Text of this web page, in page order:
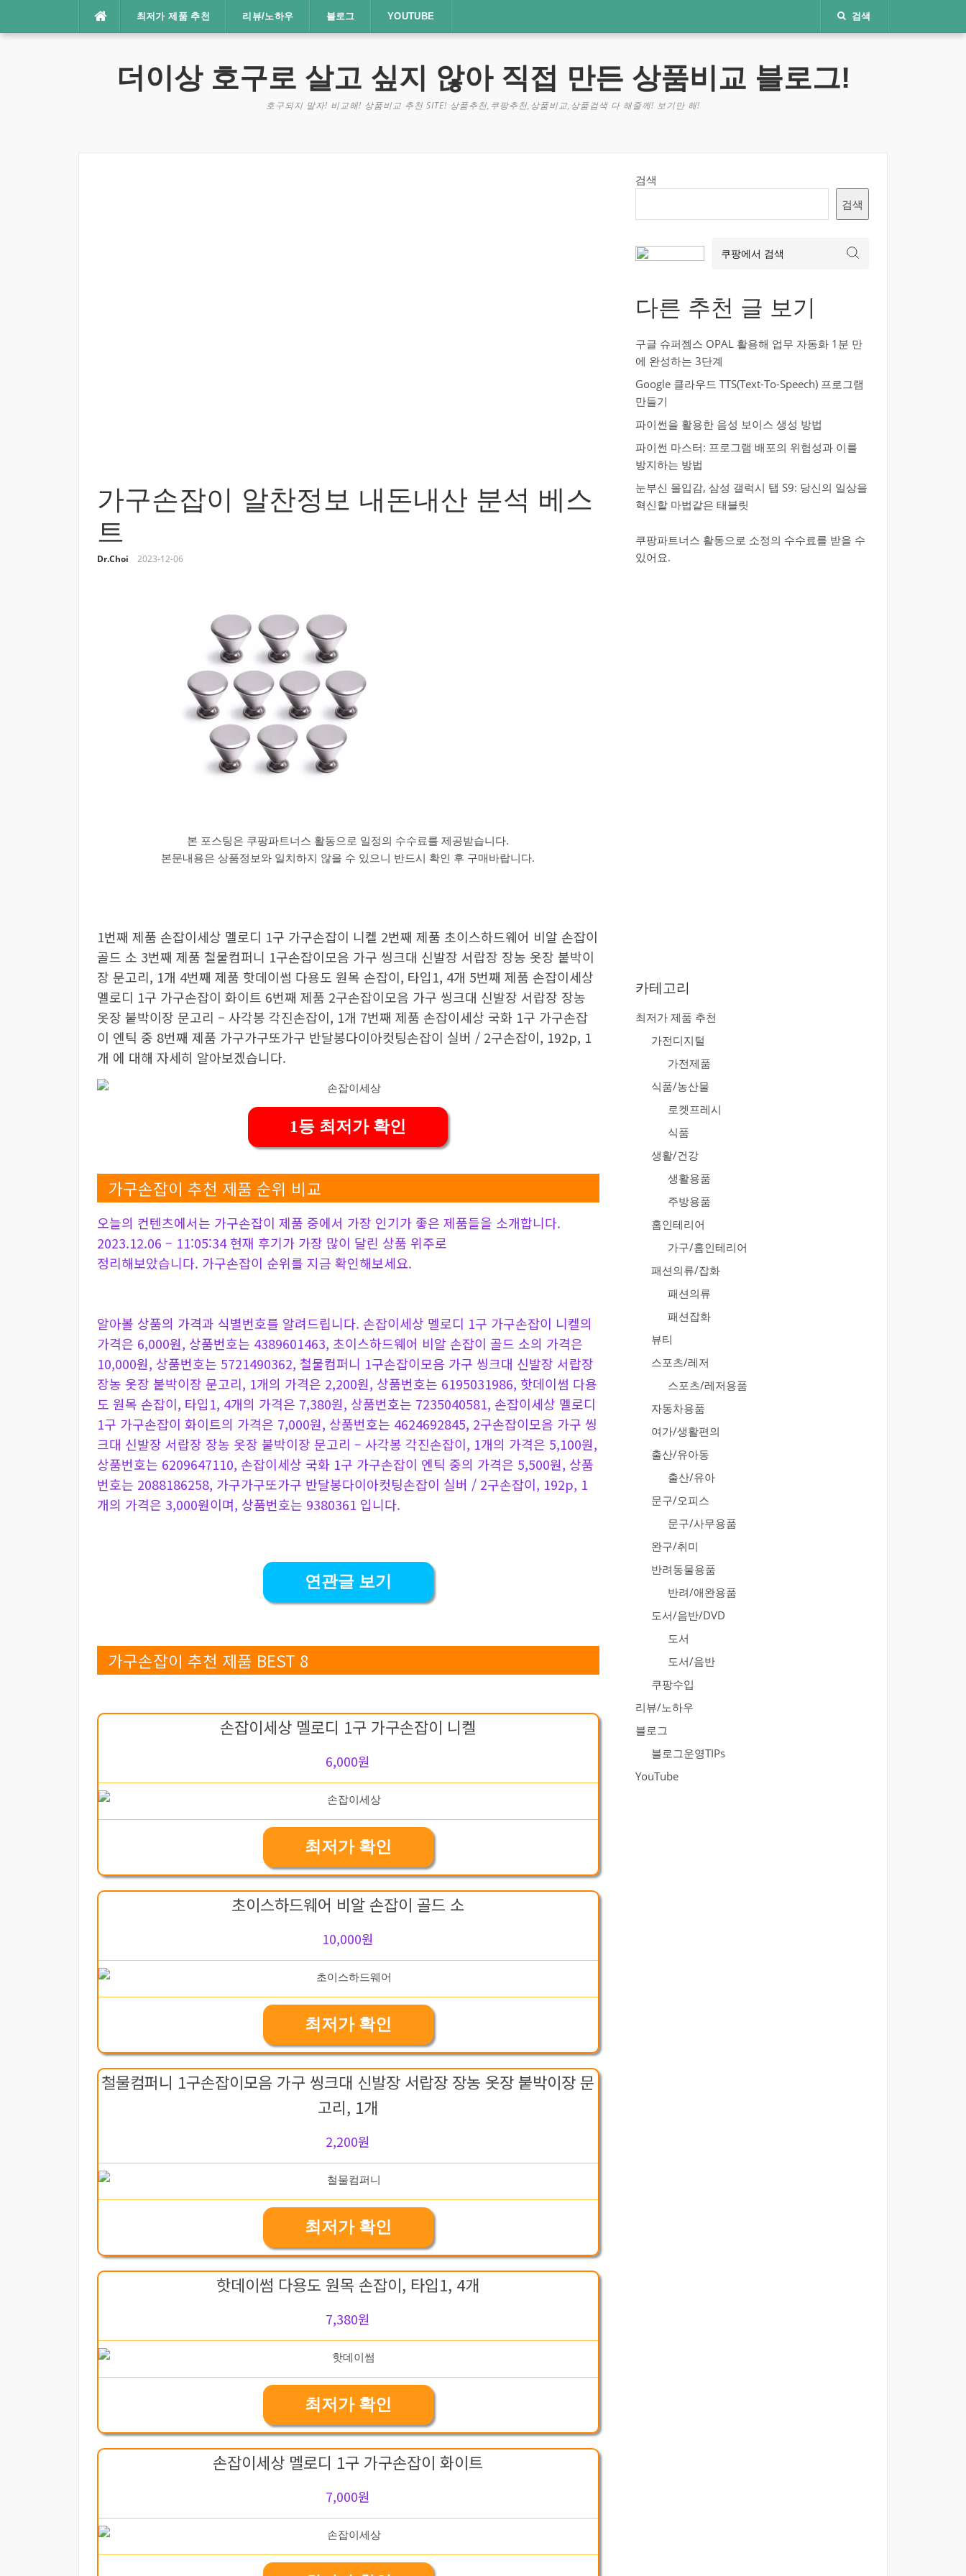
최저가 제품 추천 리뷰/노하우 블로그 YOUTUBE 검색
더이상 호구로 살고 싶지 않아 직접 만든 상품비교 블로그!
호구되지 말자! 비교해! 상품비교 추천 SITE! 상품추천,쿠팡추천,상품비교,상품검색 다 해줄께! 보기만 해!
가구손잡이 알찬정보 내돈내산 분석 베스
트
Dr.Choi 2023-12-06
본 포스팅은 쿠팡파트너스 활동으로 일정의 수수료를 제공받습니다.
본문내용은 상품정보와 일치하지 않을 수 있으니 반드시 확인 후 구매바랍니다.
1번째 제품 손잡이세상 멜로디 1구 가구손잡이 니켈 2번째 제품 초이스하드웨어 비알 손잡이
골드 소 3번째 제품 철물컴퍼니 1구손잡이모음 가구 씽크대 신발장 서랍장 장농 옷장 붙박이
장 문고리, 1개 4번째 제품 핫데이썸 다용도 원목 손잡이, 타입1, 4개 5번째 제품 손잡이세상
멜로디 1구 가구손잡이 화이트 6번째 제품 2구손잡이모음 가구 씽크대 신발장 서랍장 장농
옷장 붙박이장 문고리 – 사각봉 각진손잡이, 1개 7번째 제품 손잡이세상 국화 1구 가구손잡
이 엔틱 중 8번째 제품 가구가구또가구 반달봉다이아컷팅손잡이 실버 / 2구손잡이, 192p, 1
개 에 대해 자세히 알아보겠습니다.
1등 최저가 확인
가구손잡이 추천 제품 순위 비교
오늘의 컨텐츠에서는 가구손잡이 제품 중에서 가장 인기가 좋은 제품들을 소개합니다.
2023.12.06 – 11:05:34 현재 후기가 가장 많이 달린 상품 위주로
정리해보았습니다. 가구손잡이 순위를 지금 확인해보세요.
알아볼 상품의 가격과 식별번호를 알려드립니다. 손잡이세상 멜로디 1구 가구손잡이 니켈의
가격은 6,000원, 상품번호는 4389601463, 초이스하드웨어 비알 손잡이 골드 소의 가격은
10,000원, 상품번호는 5721490362, 철물컴퍼니 1구손잡이모음 가구 씽크대 신발장 서랍장
장농 옷장 붙박이장 문고리, 1개의 가격은 2,200원, 상품번호는 6195031986, 핫데이썸 다용
도 원목 손잡이, 타입1, 4개의 가격은 7,380원, 상품번호는 7235040581, 손잡이세상 멜로디
1구 가구손잡이 화이트의 가격은 7,000원, 상품번호는 4624692845, 2구손잡이모음 가구 씽
크대 신발장 서랍장 장농 옷장 붙박이장 문고리 – 사각봉 각진손잡이, 1개의 가격은 5,100원,
상품번호는 6209647110, 손잡이세상 국화 1구 가구손잡이 엔틱 중의 가격은 5,500원, 상품
번호는 2088186258, 가구가구또가구 반달봉다이아컷팅손잡이 실버 / 2구손잡이, 192p, 1
개의 가격은 3,000원이며, 상품번호는 9380361 입니다.
연관글 보기
가구손잡이 추천 제품 BEST 8
손잡이세상 멜로디 1구 가구손잡이 니켈
6,000원
최저가 확인
초이스하드웨어 비알 손잡이 골드 소
10,000원
최저가 확인
철물컴퍼니 1구손잡이모음 가구 씽크대 신발장 서랍장 장농 옷장 붙박이장 문
고리, 1개
2,200원
최저가 확인
핫데이썸 다용도 원목 손잡이, 타입1, 4개
7,380원
최저가 확인
손잡이세상 멜로디 1구 가구손잡이 화이트
7,000원
검색
검색
다른 추천 글 보기
구글 슈퍼젬스 OPAL 활용해 업무 자동화 1분 만
에 완성하는 3단계
Google 클라우드 TTS(Text-To-Speech) 프로그램
만들기
파이썬을 활용한 음성 보이스 생성 방법
파이썬 마스터: 프로그램 배포의 위험성과 이를
방지하는 방법
눈부신 몰입감, 삼성 갤럭시 탭 S9: 당신의 일상을
혁신할 마법같은 태블릿
쿠팡파트너스 활동으로 소정의 수수료를 받을 수
있어요.
카테고리
최저가 제품 추천
가전디지털
가전제품
식품/농산물
로켓프레시
식품
생활/건강
생활용품
주방용품
홈인테리어
가구/홈인테리어
패션의류/잡화
패션의류
패션잡화
뷰티
스포츠/레저
스포츠/레저용품
자동차용품
여가/생활편의
출산/유아동
출산/유아
문구/오피스
문구/사무용품
완구/취미
반려동물용품
반려/애완용품
도서/음반/DVD
도서
도서/음반
쿠팡수입
리뷰/노하우
블로그
블로그운영TIPs
YouTube